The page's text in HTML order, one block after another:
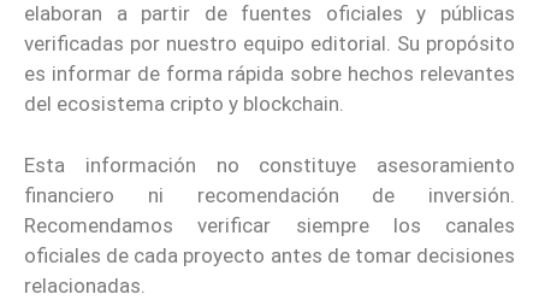
elaboran a partir de fuentes oficiales y públicas
verificadas por nuestro equipo editorial. Su propósito
es informar de forma rápida sobre hechos relevantes
del ecosistema cripto y blockchain.
Esta información no constituye asesoramiento
financiero ni recomendación de inversión.
Recomendamos verificar siempre los canales
oficiales de cada proyecto antes de tomar decisiones
relacionadas.